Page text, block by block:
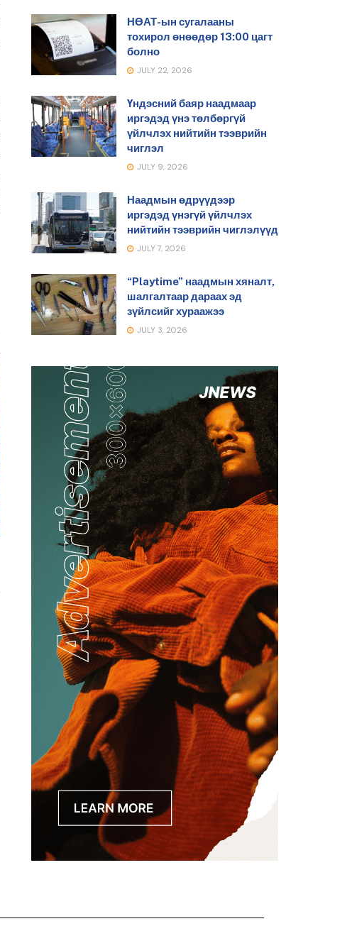
НӨАТ-ын сугалааны
тохирол өнөөдөр 13:00 цагт
болно
JULY 22, 2026
Үндэсний баяр наадмаар
иргэдэд үнэ төлбөргүй
үйлчлэх нийтийн тээврийн
чиглэл
JULY 9, 2026
Наадмын өдрүүдээр
иргэдэд үнэгүй үйлчлэх
нийтийн тээврийн чиглэлүүд
JULY 7, 2026
“Playtime” наадмын хяналт,
шалгалтаар дараах эд
зүйлсийг хураажээ
JULY 3, 2026